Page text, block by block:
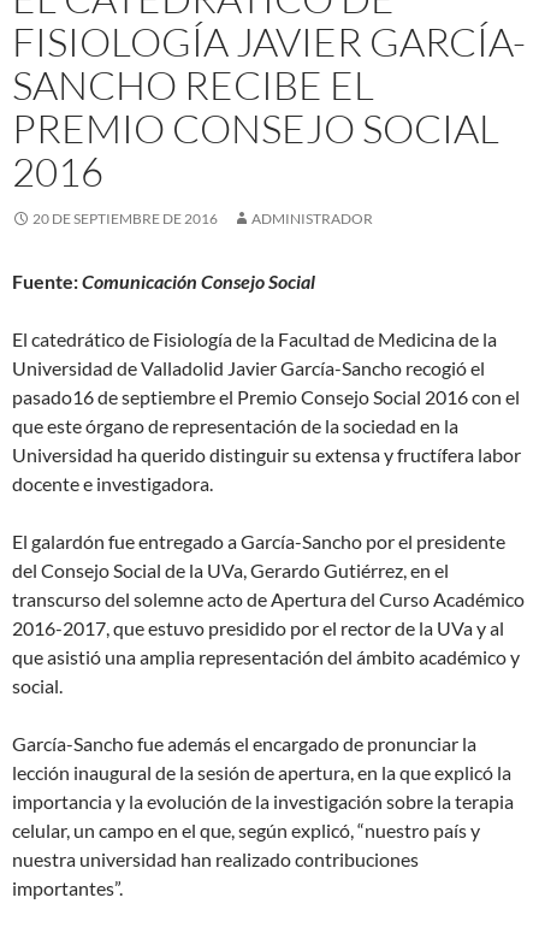
FISIOLOGÍA JAVIER GARCÍA-
SANCHO RECIBE EL
PREMIO CONSEJO SOCIAL
2016
20 DE SEPTIEMBRE DE 2016 ADMINISTRADOR
Fuente:Comunicación Consejo Social
El catedrático de Fisiología de la Facultad de Medicina de la
Universidad de Valladolid Javier García-Sancho recogió el
pasado16 de septiembre el Premio Consejo Social 2016 con el
que este órgano de representación de la sociedad en la
Universidad ha querido distinguir su extensa y fructífera labor
docente e investigadora.
El galardón fue entregado a García-Sancho por el presidente
del Consejo Social de la UVa, Gerardo Gutiérrez, en el
transcurso del solemne acto de Apertura del Curso Académico
2016-2017, que estuvo presidido por el rector de la UVa y al
que asistió una amplia representación del ámbito académico y
social.
García-Sancho fue además el encargado de pronunciar la
lección inaugural de la sesión de apertura, en la que explicó la
importancia y la evolución de la investigación sobre la terapia
celular, un campo en el que, según explicó, “nuestro país y
nuestra universidad han realizado contribuciones
importantes”.